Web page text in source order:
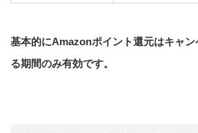
基本的にAmazonポイント還元はキャ
る期間のみ有効です。